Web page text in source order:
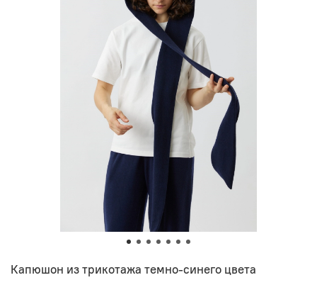
Капюшон из трикотажа темно-синего цвета